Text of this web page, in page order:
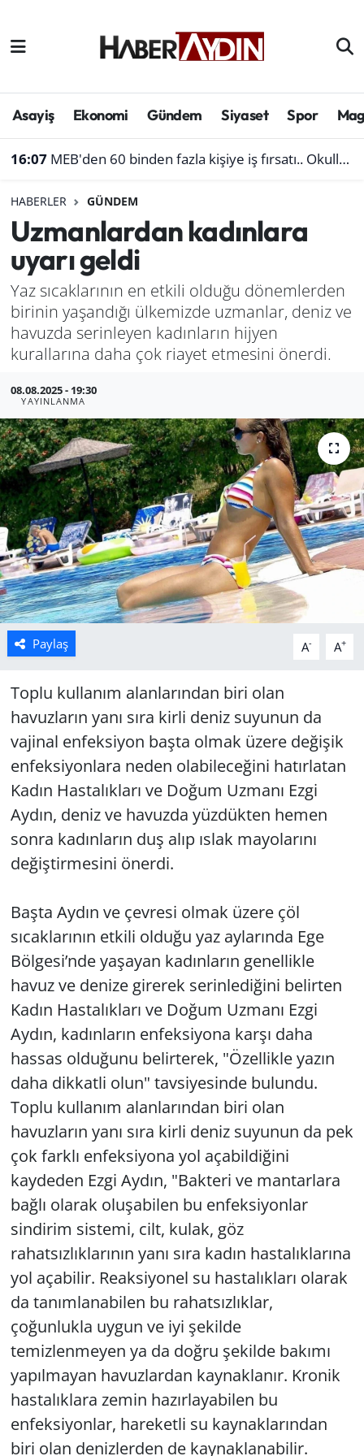
Asayiş Ekonomi Gündem Siyaset Spor
16:07 MEB'den 60 binden fazla kişiye iş fırsatı.. Okullara personel alınacak
HABERLER GÜNDEM
Uzmanlardan kadınlara
uyarı geldi
Yaz sıcaklarının en etkili olduğu dönemlerden
birinin yaşandığı ülkemizde uzmanlar, deniz ve
havuzda serinleyen kadınların hijyen
kurallarına daha çok riayet etmesini önerdi.
08.08.2025 - 19:30
YAYINLANMA
Paylaş A- A+
Toplu kullanım alanlarından biri olan
havuzların yanı sıra kirli deniz suyunun da
vajinal enfeksiyon başta olmak üzere değişik
enfeksiyonlara neden olabileceğini hatırlatan
Kadın Hastalıkları ve Doğum Uzmanı Ezgi
Aydın, deniz ve havuzda yüzdükten hemen
sonra kadınların duş alıp ıslak mayolarını
değiştirmesini önerdi.
Başta Aydın ve çevresi olmak üzere çöl
sıcaklarının etkili olduğu yaz aylarında Ege
Bölgesi’nde yaşayan kadınların genellikle
havuz ve denize girerek serinlediğini belirten
Kadın Hastalıkları ve Doğum Uzmanı Ezgi
Aydın, kadınların enfeksiyona karşı daha
hassas olduğunu belirterek, "Özellikle yazın
daha dikkatli olun" tavsiyesinde bulundu.
Toplu kullanım alanlarından biri olan
havuzların yanı sıra kirli deniz suyunun da pek
çok farklı enfeksiyona yol açabildiğini
kaydeden Ezgi Aydın, "Bakteri ve mantarlara
bağlı olarak oluşabilen bu enfeksiyonlar
sindirim sistemi, cilt, kulak, göz
rahatsızlıklarının yanı sıra kadın hastalıklarına
yol açabilir. Reaksiyonel su hastalıkları olarak
da tanımlanabilen bu rahatsızlıklar,
çoğunlukla uygun ve iyi şekilde
temizlenmeyen ya da doğru şekilde bakımı
yapılmayan havuzlardan kaynaklanır. Kronik
hastalıklara zemin hazırlayabilen bu
enfeksiyonlar, hareketli su kaynaklarından
biri olan denizlerden de kaynaklanabilir.
Afyonkarahisar
Çevre
Genel
Haber
Izmir
Kütahya
Manisa
Muğla
Politika
Uşak
Aydın Hava Durumu
Süper Lig Puan Durumu ve Fikstür
Son Dakika Haberleri
Haber Arşivi